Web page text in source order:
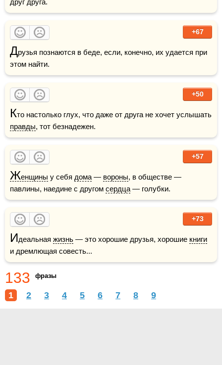
+67
Друзья познаются в беде, если, конечно, их удается при
этом найти.
+50
К
правды, тот безнадежен.
+57
Женщины у себя дома — вороны, в обществе —
павлины, наедине с другом сердца — голубки.
+73
Идеальная жизнь — это хорошие друзья, хорошие книги
и дремлющая совесть...
133 фразы
1 2 3 4 5 6 7 8 9